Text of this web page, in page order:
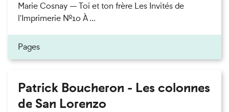
Marie Cosnay — Toi et ton frère Les Invités de
l'Imprimerie n°10 À ...
Pages
Patrick Boucheron - Les colonnes
de San Lorenzo